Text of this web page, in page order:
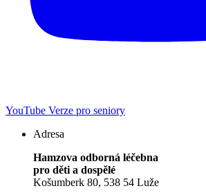
YouTube Verze pro seniory
Adresa
Hamzova odborná léčebna
pro děti a dospělé
Košumberk 80, 538 54 Luže